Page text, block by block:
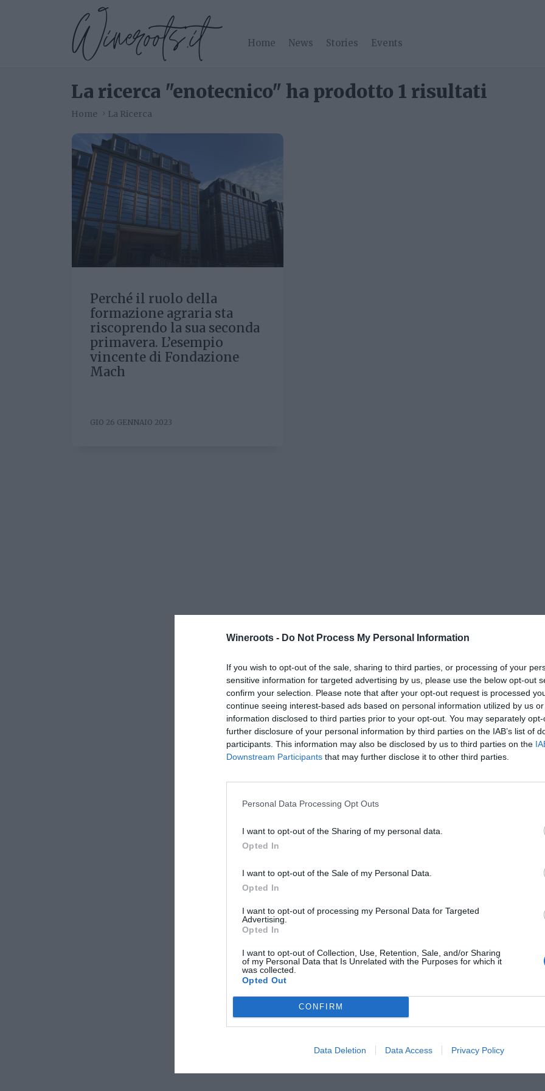
Wineroots - Do Not Process My Personal Information
If you wish to opt-out of the sale, sharing to third parties, or processing of your
sensitive information for targeted advertising by us, please use the below opt-out
confirm your selection. Please note that after your opt-out request is processed
continue seeing interest-based ads based on personal information utilized by us
information disclosed to third parties prior to your opt-out. You may separately
further disclosure of your personal information by third parties on the IAB’s list of
participants. This information may also be disclosed by us to third parties on the
Downstream Participants that may further disclose it to other third parties.
Personal Data Processing Opt Outs
I want to opt-out of the Sharing of my personal data.
Opted In
I want to opt-out of the Sale of my Personal Data.
Opted In
I want to opt-out of processing my Personal Data for Targeted
Advertising.
Opted In
I want to opt-out of Collection, Use, Retention, Sale, and/or Sharing
of my Personal Data that Is Unrelated with the Purposes for which it
was collected.
Opted Out
CONFIRM
Data Deletion Data Access Privacy Policy
Home News Stories Events
La ricerca "enotecnico" ha prodotto 1 risultati
Home La Ricerca
Perché il ruolo della
formazione agraria sta
riscoprendo la sua seconda
primavera. L’esempio
vincente di Fondazione
Mach
GIO 26 GENNAIO 2023